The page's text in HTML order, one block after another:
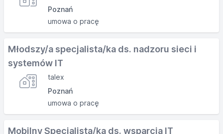
Poznań
umowa o pracę
Młodszy/a specjalista/ka ds. nadzoru sieci i
systemów IT
talex
Poznań
umowa o pracę
Mobilny Specjalista/ka ds. wsparcia IT